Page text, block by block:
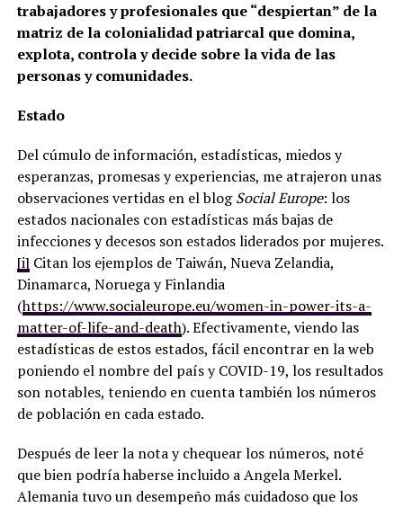
trabajadores y profesionales que “despiertan” de la
matriz de la colonialidad patriarcal que domina,
explota, controla y decide sobre la vida de las
personas y comunidades.
Estado
Del cúmulo de información, estadísticas, miedos y
esperanzas, promesas y experiencias, me atrajeron unas
observaciones vertidas en el blogSocial Europe: los
estados nacionales con estadísticas más bajas de
infecciones y decesos son estados liderados por mujeres.
[i] Citan los ejemplos de Taiwán, Nueva Zelandia,
Dinamarca, Noruega y Finlandia
(https://www.socialeurope.eu/women-in-power-its-a-
matter-of-life-and-death). Efectivamente, viendo las
estadísticas de estos estados, fácil encontrar en la web
poniendo el nombre del país y COVID-19, los resultados
son notables, teniendo en cuenta también los números
de población en cada estado.
Después de leer la nota y chequear los números, noté
que bien podría haberse incluido a Angela Merkel.
Alemania tuvo un desempeño más cuidadoso que los